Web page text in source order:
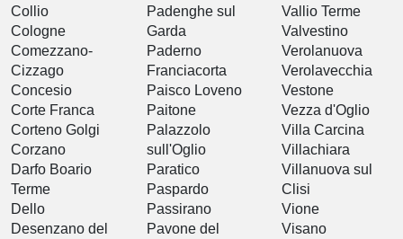
Collio
Cologne
Comezzano-
Cizzago
Concesio
Corte Franca
Corteno Golgi
Corzano
Darfo Boario
Terme
Dello
Desenzano del
Padenghe sul
Garda
Paderno
Franciacorta
Paisco Loveno
Paitone
Palazzolo
sull'Oglio
Paratico
Paspardo
Passirano
Pavone del
Vallio Terme
Valvestino
Verolanuova
Verolavecchia
Vestone
Vezza d'Oglio
Villa Carcina
Villachiara
Villanuova sul
Clisi
Vione
Visano